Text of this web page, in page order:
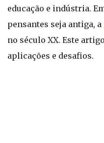
educação e indústria.
pensantes seja antiga, a
no século XX. Este
aplicações e desafios.